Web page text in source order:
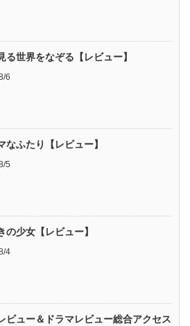
る世界をなぞる【レビュー】
6
なふたり【レビュー】
5
の少女【レビュー】
4
ビュー＆ドラマレビュー総合アクセス